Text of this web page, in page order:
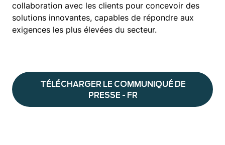
collaboration avec les clients pour concevoir des
solutions innovantes, capables de répondre aux
exigences les plus élevées du secteur.
TÉLÉCHARGER LE COMMUNIQUÉ DE
PRESSE - FR